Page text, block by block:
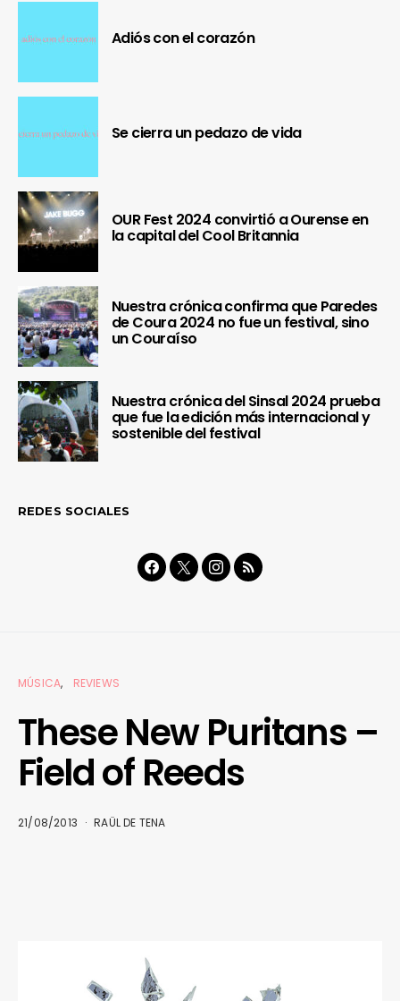
Adiós con el corazón
Se cierra un pedazo de vida
OUR Fest 2024 convirtió a Ourense en
la capital del Cool Britannia
Nuestra crónica confirma que Paredes
de Coura 2024 no fue un festival, sino
un Couraíso
Nuestra crónica del Sinsal 2024 prueba
que fue la edición más internacional y
sostenible del festival
REDES SOCIALES
MÚSICA REVIEWS
These New Puritans –
Field of Reeds
21/08/2013 RAÜL DE TENA